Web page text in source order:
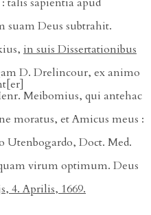
suam Deus subtrahit.
in suis Dissertationibus
D. Drelincour, ex animo
Meibomius, qui antehac
moratus, et Amicus meus :
Utenbogardo, Doct. Med.
virum optimum. Deus
4. Aprilis, 1669.